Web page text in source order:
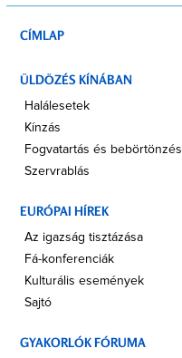
CÍMLAP
ÜLDÖZÉS KÍNÁBAN
Halálesetek
Kínzás
Fogvatartás és bebörtönzés
Szervrablás
EURÓPAI HÍREK
Az igazság tisztázása
Fá-konferenciák
Kulturális események
Sajtó
GYAKORLÓK FÓRUMA